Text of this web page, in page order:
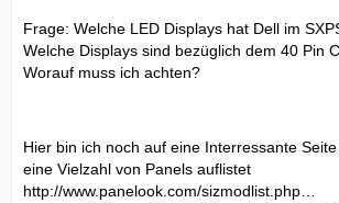
Frage: Welche LED Displays hat Dell im
Welche Displays sind bezüglich dem 40 Pin
Worauf muss ich achten?
Hier bin ich noch auf eine Interressante
eine Vielzahl von Panels auflistet
http://www.panelook.com/sizmodlist.php…